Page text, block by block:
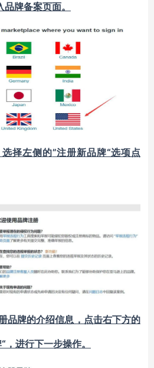
牌备案页面。
择左侧的”注册新品牌“选项点
品牌的介绍信息，点击右下方的
，进行下一步操作。